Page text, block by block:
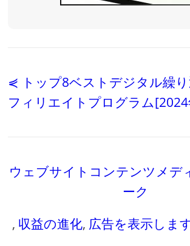
⋞ トップ8ベストデジタル繰
フィリエイトプログラム
ウェブサイトコンテンツメデ
ーク
, 収益の進化, 広告を表示しま